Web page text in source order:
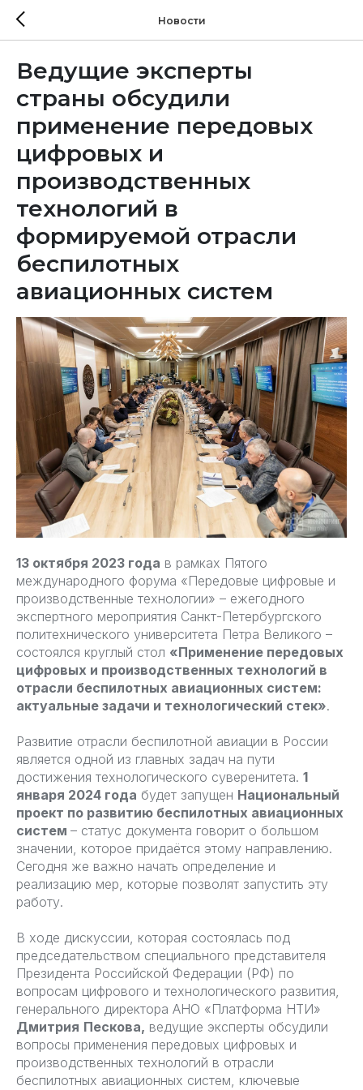
Новости
Ведущие эксперты
страны обсудили
применение передовых
цифровых и
производственных
технологий в
формируемой отрасли
беспилотных
авиационных систем
13 октября 2023 года в рамках Пятого
международного форума «Передовые цифровые и
производственные технологии» – ежегодного
экспертного мероприятия Санкт-Петербургского
политехнического университета Петра Великого –
состоялся круглый стол «Применение передовых
цифровых и производственных технологий в
отрасли беспилотных авиационных систем:
актуальные задачи и технологический стек».
Развитие отрасли беспилотной авиации в России
является одной из главных задач на пути
достижения технологического суверенитета. 1
января 2024 года будет запущен Национальный
проект по развитию беспилотных авиационных
систем – статус документа говорит о большом
значении, которое придаётся этому направлению.
Сегодня же важно начать определение и
реализацию мер, которые позволят запустить эту
работу.
В ходе дискуссии, которая состоялась под
председательством специального представителя
Президента Российской Федерации (РФ) по
вопросам цифрового и технологического развития,
генерального директора АНО «Платформа НТИ»
Дмитрия Пескова, ведущие эксперты обсудили
вопросы применения передовых цифровых и
производственных технологий в отрасли
беспилотных авиационных систем, ключевые